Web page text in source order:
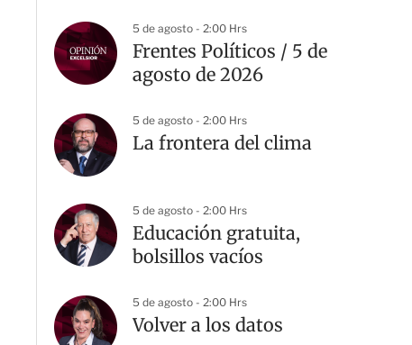
5 de agosto - 2:00 Hrs
Frentes Políticos / 5 de
agosto de 2026
5 de agosto - 2:00 Hrs
La frontera del clima
5 de agosto - 2:00 Hrs
Educación gratuita,
bolsillos vacíos
5 de agosto - 2:00 Hrs
Volver a los datos